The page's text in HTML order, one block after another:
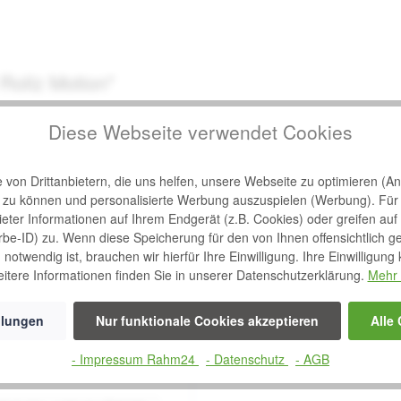
Diese Webseite verwendet Cookies
von Drittanbietern, die uns helfen, unsere Webseite zu optimieren
können und personalisierte Werbung auszuspielen (Werbung).
Informationen auf Ihrem Endgerät (z.B. Cookies) oder greifen
ID) zu. Wenn diese Speicherung für den von Ihnen offensichtlich
ist, brauchen wir hierfür Ihre Einwilligung. Ihre Einwilligung
Informationen finden Sie in unserer Datenschutzerklärung.
Nur funktionale Cookies akzeptieren Alle
- Impressum Rahm24 - Datenschutz - AGB